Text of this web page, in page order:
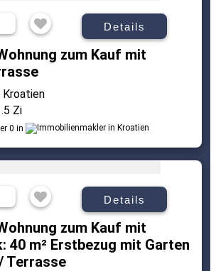
Details
zum Kauf mit
Kroatien
Zi
0 in
Details
zum Kauf mit
40 m² Erstbezug mit Garten
Terrasse